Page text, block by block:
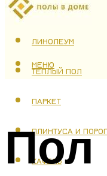
ЛАМИНАТ
ЛИНОЛЕУМ
ТЕПЛЫЙ ПОЛ
ПАРКЕТ
ПЛИНТУСА И
КАФЕЛЬ
МЕНЮ
Пол